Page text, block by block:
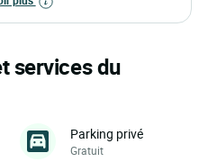
services du
Parking privé
Gratuit